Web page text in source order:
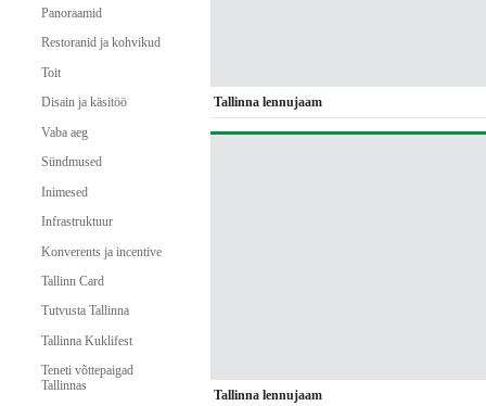
Panoraamid
Restoranid ja kohvikud
Toit
Disain ja käsitöö
Vaba aeg
Sündmused
Inimesed
Infrastruktuur
Konverents ja incentive
Tallinn Card
Tutvusta Tallinna
Tallinna Kuklifest
Teneti võttepaigad
Tallinnas
Tallinna lennujaam
Tallinna lennujaam